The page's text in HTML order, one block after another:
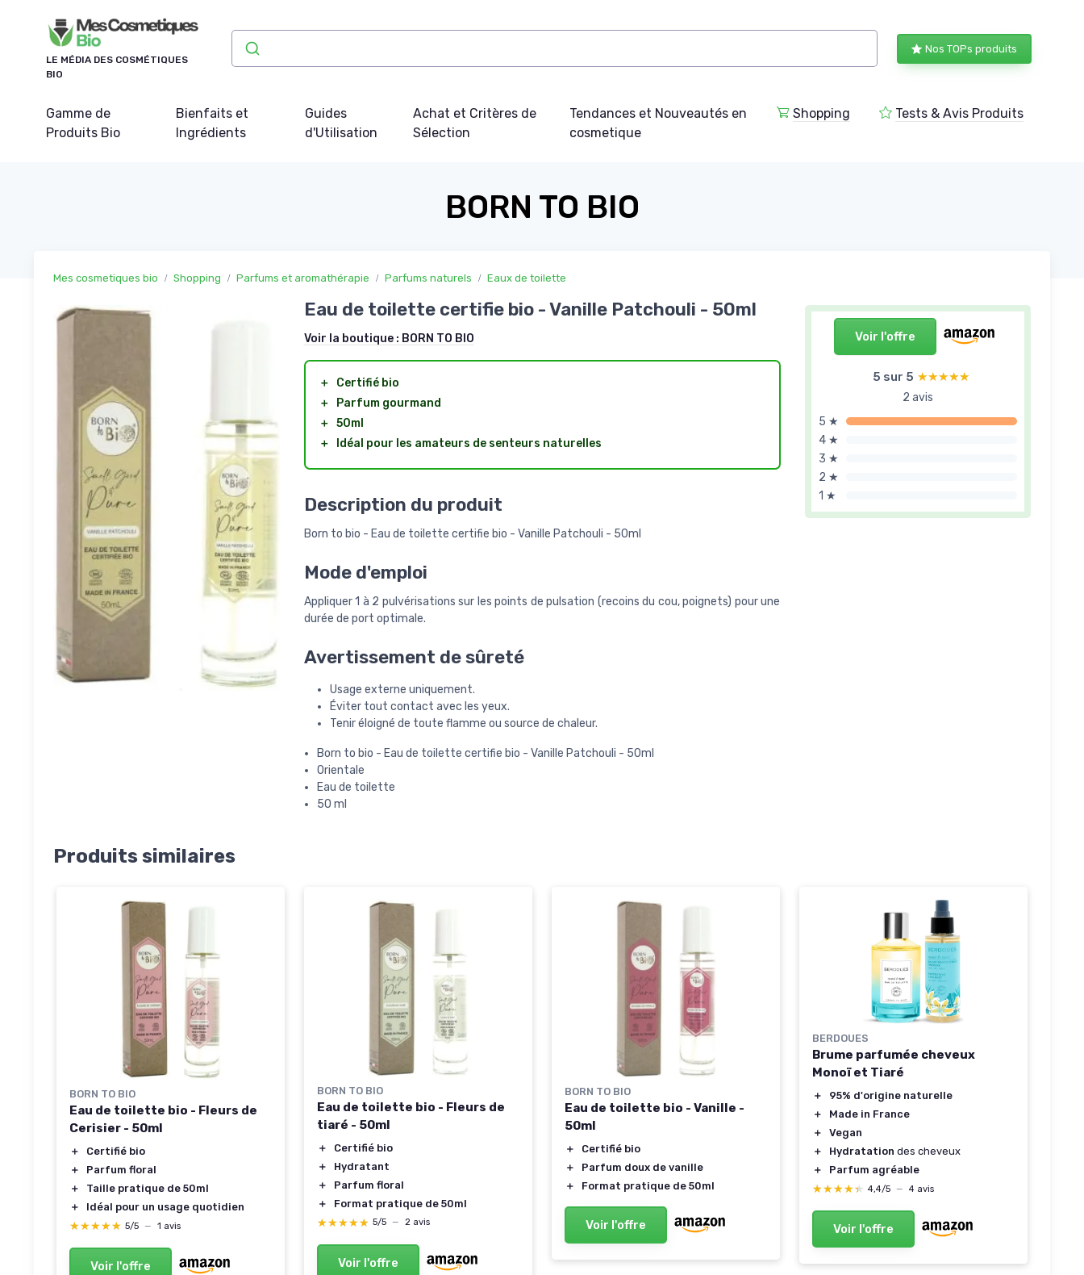
LE MÉDIA DES COSMÉTIQUES
BIO
Nos TOPs produits
Gamme de
Produits Bio
Bienfaits et
Ingrédients
Guides
d'Utilisation
Achat et Critères de
Sélection
Tendances et Nouveautés en
cosmetique
Shopping Tests & Avis Produits
BORN TO BIO
Mes cosmetiques bio Shopping Parfums et aromathérapie Parfums naturels Eaux de toilette
Voir l'offre
5 sur 5 ★★★★★
★★★★★
2 avis
5 ★
4 ★
3 ★
2 ★
1 ★
Eau de toilette certifie bio - Vanille Patchouli - 50ml
Voir la boutique : BORN TO BIO
＋
Certifié bio
＋
Parfum gourmand
＋ 50ml
＋
Idéal pour les amateurs de senteurs naturelles
Description du produit
Born to bio - Eau de toilette certifie bio - Vanille Patchouli - 50ml
Mode d'emploi
Appliquer 1 à 2 pulvérisations sur les points de pulsation (recoins du cou, poignets) pour une
durée de port optimale.
Avertissement de sûreté
Usage externe uniquement.
Éviter tout contact avec les yeux.
Tenir éloigné de toute flamme ou source de chaleur.
Born to bio - Eau de toilette certifie bio - Vanille Patchouli - 50ml
Orientale
Eau de toilette
50 ml
Produits similaires
BORN TO BIO
Eau de toilette bio - Fleurs de
Cerisier - 50ml
＋
Certifié bio
＋
Parfum floral
＋
Taille pratique de 50ml
＋
Idéal pour un usage quotidien
★★★★★
★★★★★ 5/5 — 1 avis
Voir l'offre
BORN TO BIO
Eau de toilette bio - Fleurs de
tiaré - 50ml
＋
Certifié bio
＋
Hydratant
＋
Parfum floral
＋
Format pratique de 50ml
★★★★★
★★★★★ 5/5 — 2 avis
Voir l'offre
BORN TO BIO
Eau de toilette bio - Vanille -
50ml
＋
Certifié bio
＋
Parfum doux de vanille
＋
Format pratique de 50ml
Voir l'offre
BERDOUES
Brume parfumée cheveux
Monoï et Tiaré
＋
95% d'origine naturelle
＋
Made in France
＋
Vegan
＋
Hydratation des cheveux
＋
Parfum agréable
★★★★★
★★★★★ 4,4/5 — 4 avis
Voir l'offre